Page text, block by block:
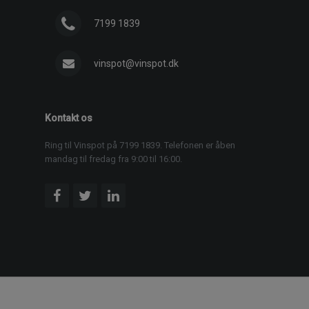
7199 1839
vinspot@vinspot.dk
Kontakt os
Ring til Vinspot på 7199 1839. Telefonen er åben
mandag til fredag fra 9:00 til 16:00.